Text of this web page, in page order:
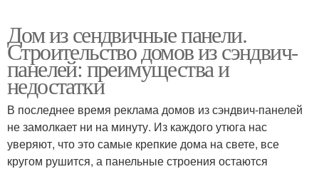
Дом из сендвичные панели.
Строительство домов из сэндвич-
панелей: преимущества и
недостатки
В последнее время реклама домов из сэндвич-панелей
не замолкает ни на минуту. Из каждого утюга нас
уверяют, что это самые крепкие дома на свете, все
кругом рушится, а панельные строения остаются